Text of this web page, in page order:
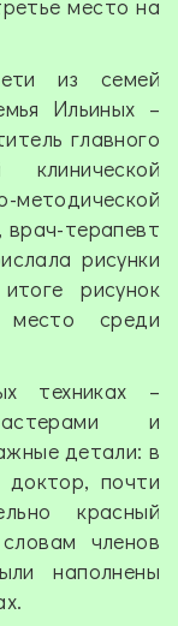
из семей
Ильиных –
главного
терапевт
рисунки
рисунок
среди
техниках –
и
детали: в
почти
красный
членов
наполнены